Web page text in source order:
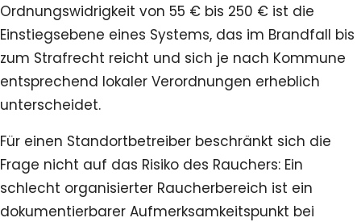
Ordnungswidrigkeit von 55 € bis 250 € ist die
Einstiegsebene eines Systems, das im Brandfall bis
zum Strafrecht reicht und sich je nach Kommune
entsprechend lokaler Verordnungen erheblich
unterscheidet.
Für einen Standortbetreiber beschränkt sich die
Frage nicht auf das Risiko des Rauchers: Ein
schlecht organisierter Raucherbereich ist ein
dokumentierbarer Aufmerksamkeitspunkt bei